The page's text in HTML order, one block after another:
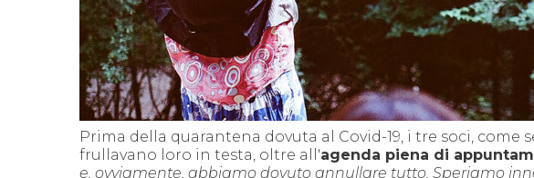
Prima della quarantena dovuta al Covid-19, i tre soci, come
frullavano loro in testa, oltre all'agenda piena di
e, ovviamente, abbiamo dovuto annullare tutto. Speriamo